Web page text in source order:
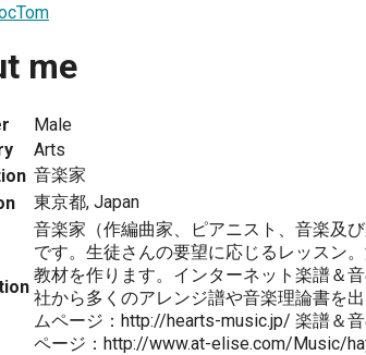
me
Male
Arts
音楽家
東京都, Japan
音楽家（作編曲家、ピアニスト、音楽及び
です。生徒さんの要望に応じるレッスン
教材を作ります。インターネット楽譜＆
社から多くのアレンジ譜や音楽理論書を
ムページ：http://hearts-music.jp/ 楽譜＆
ページ：http://www.at-elise.com/Music/